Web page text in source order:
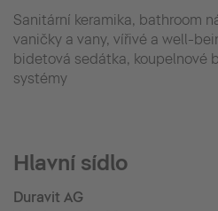
Sanitární keramika, bathroom
vaničky a vany, vířivé a well-
bidetová sedátka, koupelnové
systémy
Hlavní sídlo
Duravit AG